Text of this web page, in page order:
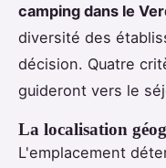
camping dans le
diversité des
décision. Quatre
guideront vers le
La localisation
L'emplacement